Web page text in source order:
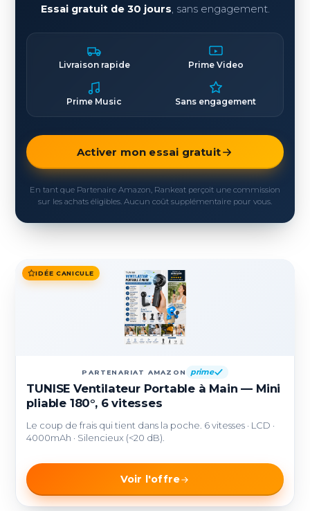
Essai gratuit de 30 jours, sans engagement.
Livraison rapide Prime Video
Prime Music Sans engagement
Activer mon essai gratuit
En tant que Partenaire Amazon, Rankeat perçoit une commission
sur les achats éligibles. Aucun coût supplémentaire pour vous.
IDÉE CANICULE
PARTENARIAT AMAZON prime
TUNISE Ventilateur Portable à Main — Mini
pliable 180°, 6 vitesses
Le coup de frais qui tient dans la poche. 6 vitesses · LCD ·
4000mAh · Silencieux (<20 dB).
Voir l'offre